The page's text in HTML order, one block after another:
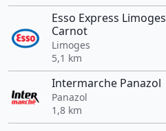
Esso Express Limoges
Carnot
Limoges
5,1 km
Intermarche Panazol
Panazol
1,8 km